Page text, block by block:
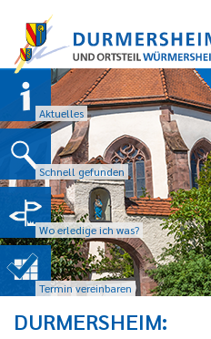
Aktuelles
Schnell gefunden
Wo erledige ich was?
Termin vereinbaren
DURMERSHEIM